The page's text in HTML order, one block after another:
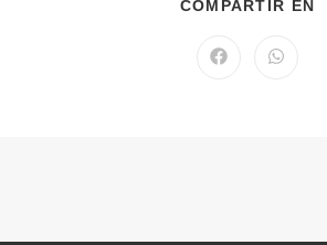
COMPARTIR EN